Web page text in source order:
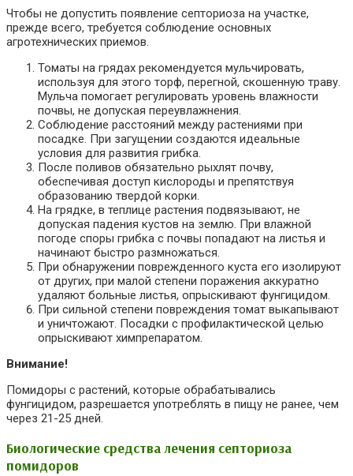
Чтобы не допустить появление септориоза на участке,
прежде всего, требуется соблюдение основных
агротехнических приемов.
Томаты на грядах рекомендуется мульчировать,
используя для этого торф, перегной, скошенную траву.
Мульча помогает регулировать уровень влажности
почвы, не допуская переувлажнения.
Соблюдение расстояний между растениями при
посадке. При загущении создаются идеальные
условия для развития грибка.
После поливов обязательно рыхлят почву,
обеспечивая доступ кислороды и препятствуя
образованию твердой корки.
На грядке, в теплице растения подвязывают, не
допуская падения кустов на землю. При влажной
погоде споры грибка с почвы попадают на листья и
начинают быстро размножаться.
При обнаружении поврежденного куста его изолируют
от других, при малой степени поражения аккуратно
удаляют больные листья, опрыскивают фунгицидом.
При сильной степени повреждения томат выкапывают
и уничтожают. Посадки с профилактической целью
опрыскивают химпрепаратом.
Внимание!
Помидоры с растений, которые обрабатывались
фунгицидом, разрешается употреблять в пищу не ранее, чем
через 21-25 дней.
Биологические средства лечения септориоза
помидоров